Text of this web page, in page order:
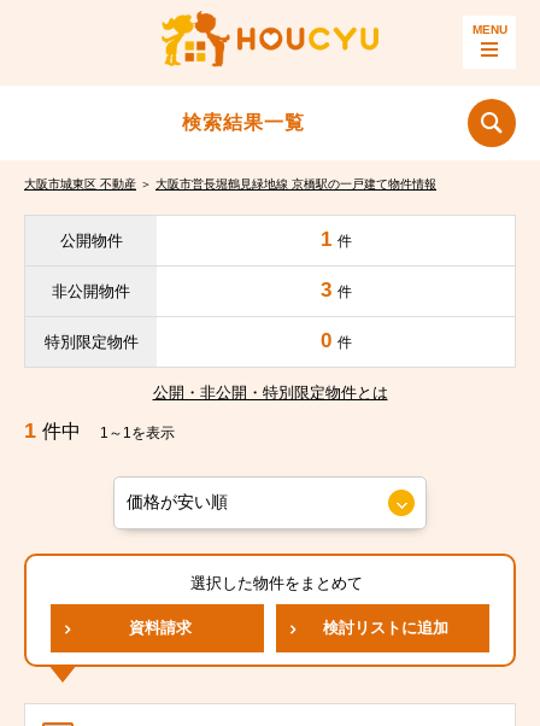
検索結果一覧
大阪市城東区 不動産 ＞ 大阪市営長堀鶴見緑地線 京橋駅の一戸建て物件情報
公開物件 1 件
非公開物件 3 件
特別限定物件 0 件
公開・非公開・特別限定物件とは
1 件中 1～1を表示
選択した物件をまとめて
資料請求 検討リストに追加